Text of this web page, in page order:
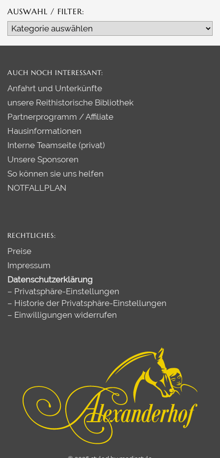
AUSWAHL / FILTER:
Auswahl
/
AUCH NOCH INTERESSANT:
Anfahrt und Unterkünfte
unsere Reithistorische Bibliothek
Partnerprogramm / Affiliate
Hausinformationen
Interne Teamseite (privat)
Unsere Sponsoren
So können sie uns helfen
NOTFALLPLAN
RECHTLICHES:
Preise
Impressum
Datenschutzerklärung
– Privatsphäre-Einstellungen
– Historie der Privatsphäre-Einstellungen
– Einwilligungen widerrufen